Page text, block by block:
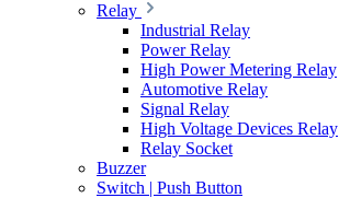
Relay
Industrial Relay
Power Relay
High Power Metering Relay
Automotive Relay
Signal Relay
High Voltage Devices Relay
Relay Socket
Buzzer
Switch | Push Button